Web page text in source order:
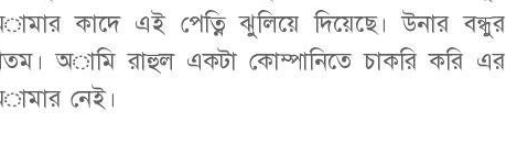
কাদে এই পেত্নি ঝুলিয়ে দিয়েছে। উনার বন্ধুর
অামি রাহুল একটা কোম্পানিতে চাকরি করি এর
নেই।